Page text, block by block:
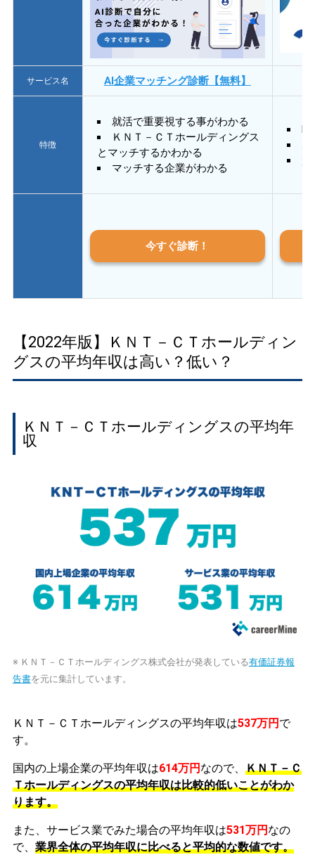
サービス名 AI企業マッチング診断【無料】
特徴
就活で重要視する事がわかる
ＫＮＴ－ＣＴホールディングス
とマッチするかわかる
マッチする企業がわかる
質
今すぐ診断！
【2022年版】ＫＮＴ－ＣＴホールディン
グスの平均年収は高い？低い？
ＫＮＴ－ＣＴホールディングスの平均年
収
※ ＫＮＴ－ＣＴホールディングス株式会社が発表している有価証券報
告書を元に集計しています。
ＫＮＴ－ＣＴホールディングスの平均年収は537万円 で
す。
国内の上場企業の平均年収は614万円 なので、 ＫＮＴ－Ｃ
Ｔホールディングスの平均年収は比較的低いことがわか
ります。
また、サービス業でみた場合の平均年収は531万円 なの
で、 業界全体の平均年収に比べると平均的な数値です。